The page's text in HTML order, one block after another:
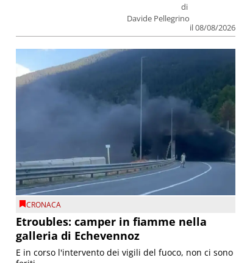
di
Davide Pellegrino
il 08/08/2026
CRONACA
Etroubles: camper in fiamme nella
galleria di Echevennoz
E in corso l'intervento dei vigili del fuoco, non ci sono